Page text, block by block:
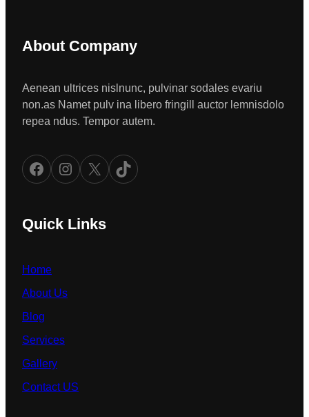
About Company
Aenean ultrices nislnunc, pulvinar sodales evariu
non.as Namet pulv ina libero fringill auctor lemnisdolo
repea ndus. Tempor autem.
Facebook Instagram X TikTok
Quick Links
Home
About Us
Blog
Services
Gallery
Contact US